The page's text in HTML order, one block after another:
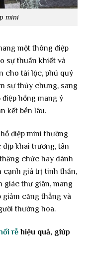
mini
một thông điệp
sự thuần khiết và
cho tài lộc, phú quý
sự thủy chung, sang
hồng mang ý
kết bền lâu.
điệp mini thường
khai trương, tân
chức hay dành
cạnh giá trị tinh thần,
giác thư giãn, mang
căng thẳng và
thưởng hoa.
rễhiệu quả, giúp